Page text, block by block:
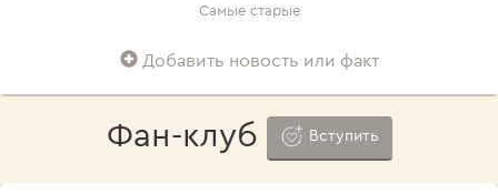
Самые старые
Добавить новость или факт
Фан-клуб Вступить